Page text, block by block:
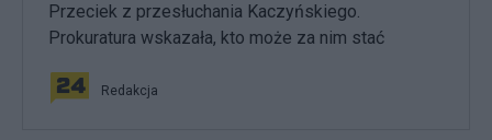
Przeciek z przesłuchania Kaczyńskiego.
Prokuratura wskazała, kto może za nim stać
Redakcja